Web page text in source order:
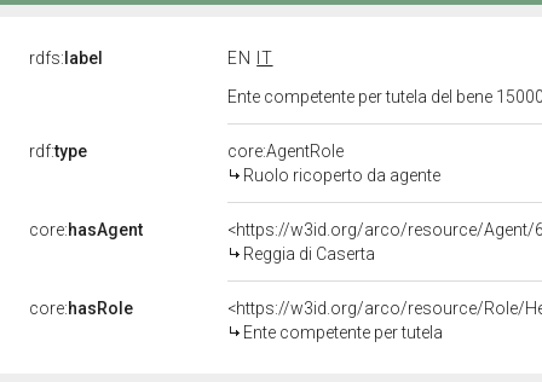
rdfs: label EN
IT
Ente competente per tutela del bene
rdf:type
core:AgentRole
Ruolo ricoperto da agente
core:hasAgent
<https://w3id.org/arco/resource/Agent/
Reggia di Caserta
core:hasRole
<https://w3id.org/arco/resource/Role/
Ente competente per tutela